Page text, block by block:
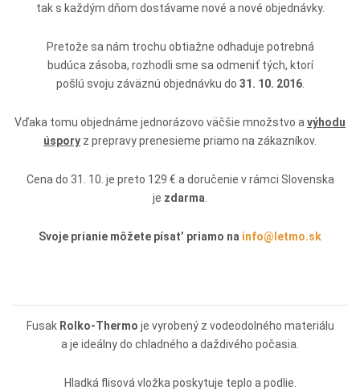
tak s každým dňom dostávame nové a nové objednávky.
Pretože sa nám trochu obtiažne odhaduje potrebná
budúca zásoba, rozhodli sme sa odmeniť tých, ktorí
pošlú svoju záväznú objednávku do 31. 10. 2016.
Vďaka tomu objednáme jednorázovo väčšie množstvo a výhodu
úspory z prepravy prenesieme priamo na zákazníkov.
Cena do 31. 10. je preto 129 € a doručenie v rámci Slovenska
je zdarma
Svoje prianie môžete písat’ priamo na info@letmo.sk
Fusak Rolko-Thermo je vyrobený z vodeodolného materiálu
a je ideálny do chladného a daždivého počasia.
Hladká flisová vložka poskytuje teplo a podlie.